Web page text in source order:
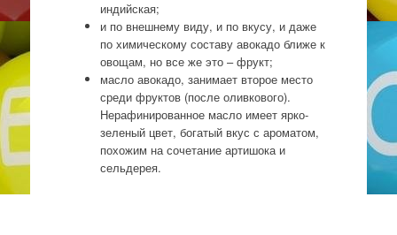
индийская;
и по внешнему виду, и по вкусу, и даже
по химическому составу авокадо ближе к
овощам, но все же это – фрукт;
масло авокадо, занимает второе место
среди фруктов (после оливкового).
Нерафинированное масло имеет ярко-
зеленый цвет, богатый вкус с ароматом,
похожим на сочетание артишока и
сельдерея.